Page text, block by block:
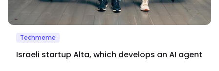
Techmeme
Israeli startup Alta, which develops an AI agent